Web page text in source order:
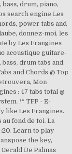
drum, piano,
search engine Les
power tabs and
donnez-moi, les
by Les Frangines
acoustique guitare-
drum tabs and
and Chords @ Top
Mon
: 47 tabs total @
/* TFP - E-
like Les Frangines.
au fond de toi. La
Learn to play
the key,
De Palmas